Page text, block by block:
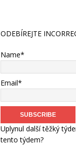
ODEBÍREJTE
Name*
Email*
Uplynul další těžký
tento týdem?